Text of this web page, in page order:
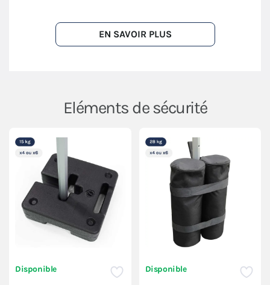
EN SAVOIR PLUS
Eléments de sécurité
Disponible Disponible